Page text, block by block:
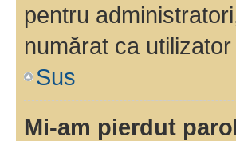
pentru
numărat ca
Sus
Mi-am pierdut